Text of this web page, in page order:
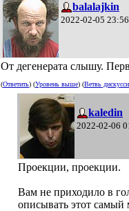
balalajkin
2022-02-05 23:56
От дегенерата слышу.
(Ответить) (Уровень выше) (Ветвь
kaledin
2022-02-06
Проекции, проекции.
Вам не приходило в
описывать этот самый